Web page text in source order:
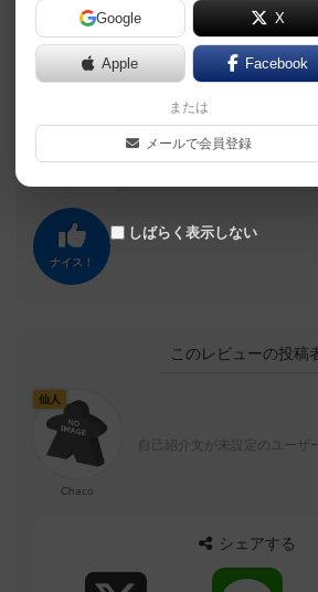
部しか印刷されていない自費出版の
附属していた駒シ－トを入手すると
りません。 ここは潔くCompass版
ナイス！
このレビューの投稿
仙人
Chaco
自己紹介文が未設定のユーザ
シェアする
Google X
Apple Facebook
または
メールで会員登録
しばらく表示しない